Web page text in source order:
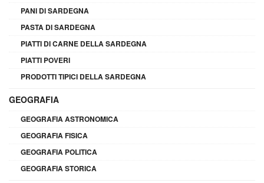
PANI DI SARDEGNA
PASTA DI SARDEGNA
PIATTI DI CARNE DELLA SARDEGNA
PIATTI POVERI
PRODOTTI TIPICI DELLA SARDEGNA
GEOGRAFIA
GEOGRAFIA ASTRONOMICA
GEOGRAFIA FISICA
GEOGRAFIA POLITICA
GEOGRAFIA STORICA